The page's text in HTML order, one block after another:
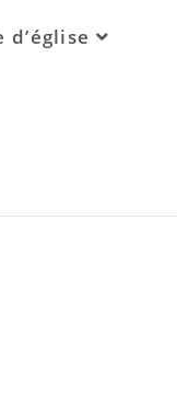
d’église